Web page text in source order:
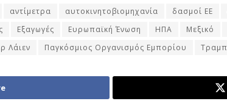
αντίμετρα αυτοκινητοβιομηχανία δασμοί ΕΕ
Εξαγωγές Ευρωπαϊκή Ένωση ΗΠΑ Μεξικό
Λάιεν
Παγκόσμιος Οργανισμός Εμπορίου Τραμπ